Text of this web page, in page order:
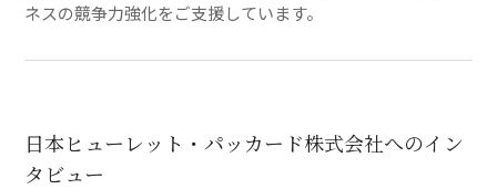
ネスの競争力強化をご支援しています。
日本ヒューレット・パッカード株式会社へのイン
タビュー